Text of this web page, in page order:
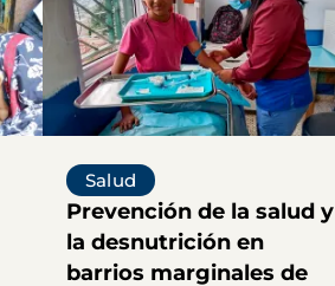
Salud
Prevención de la salud y
la desnutrición en
barrios marginales de